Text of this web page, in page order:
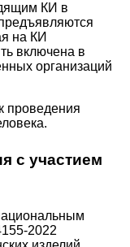
КИ в
на КИ
включена в
организаций
проведения
с участием
2022